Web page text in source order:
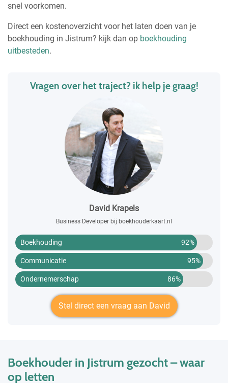
snel voorkomen.
Direct een kostenoverzicht voor het laten doen van je
boekhouding in Jistrum? kijk dan op boekhouding
uitbesteden.
Vragen over het traject? ik help je graag!
David Krapels
Business Developer bij boekhouderkaart.nl
Boekhouding 92%
Communicatie 95%
Ondernemerschap 86%
Stel direct een vraag aan David
Boekhouder in Jistrum gezocht – waar
op letten